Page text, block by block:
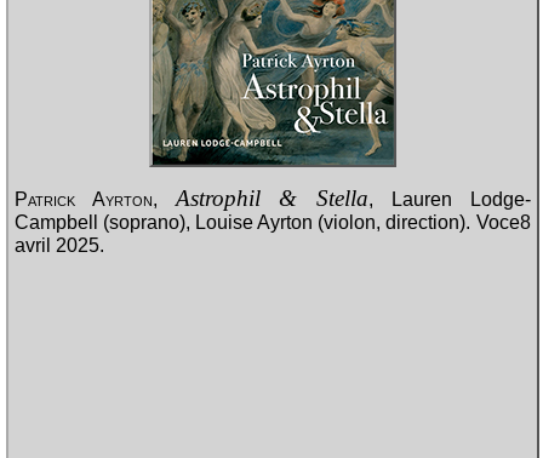
Patrick Ayrton, Astrophil & Stella, Lauren Lodge-
Campbell (soprano), Louise Ayrton (violon, direction). Voce8
avril 2025.